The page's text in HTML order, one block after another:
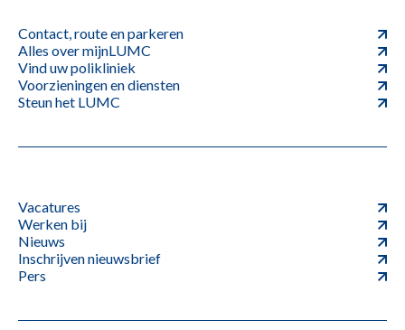
Contact, route en parkeren
Alles over mijnLUMC
Vind uw polikliniek
Voorzieningen en diensten
Steun het LUMC
Vacatures
Werken bij
Nieuws
Inschrijven nieuwsbrief
Pers